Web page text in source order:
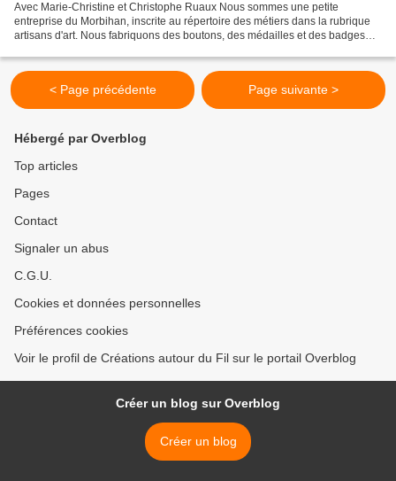
Avec Marie-Christine et Christophe Ruaux Nous sommes une petite
entreprise du Morbihan, inscrite au répertoire des métiers dans la rubrique
artisans d'art. Nous fabriquons des boutons, des médailles et des badges
< Page précédente Page suivante >
Hébergé par Overblog
Top articles
Pages
Contact
Signaler un abus
C.G.U.
Cookies et données personnelles
Préférences cookies
Voir le profil de Créations autour du Fil sur le portail Overblog
Créer un blog sur Overblog
Créer un blog